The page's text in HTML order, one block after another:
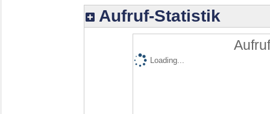
Aufruf-Statistik
Loading...